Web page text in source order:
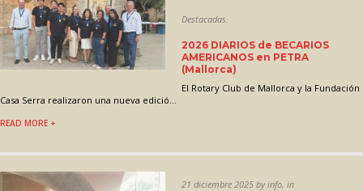
Destacadas.
2026 DIARIOS de BECARIOS
AMERICANOS en PETRA
(Mallorca)
El Rotary Club de Mallorca y la Fundación
Casa Serra realizaron una nueva edició...
READ MORE +
21 diciembre 2025 by info, in